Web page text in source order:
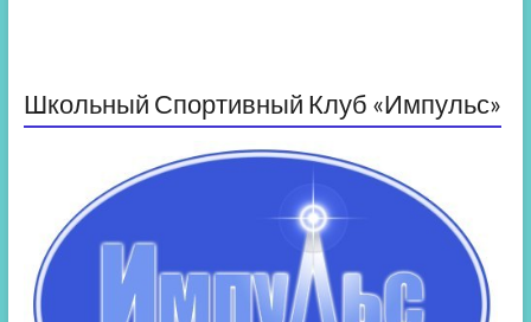
Школьный Спортивный Клуб «Импульс»